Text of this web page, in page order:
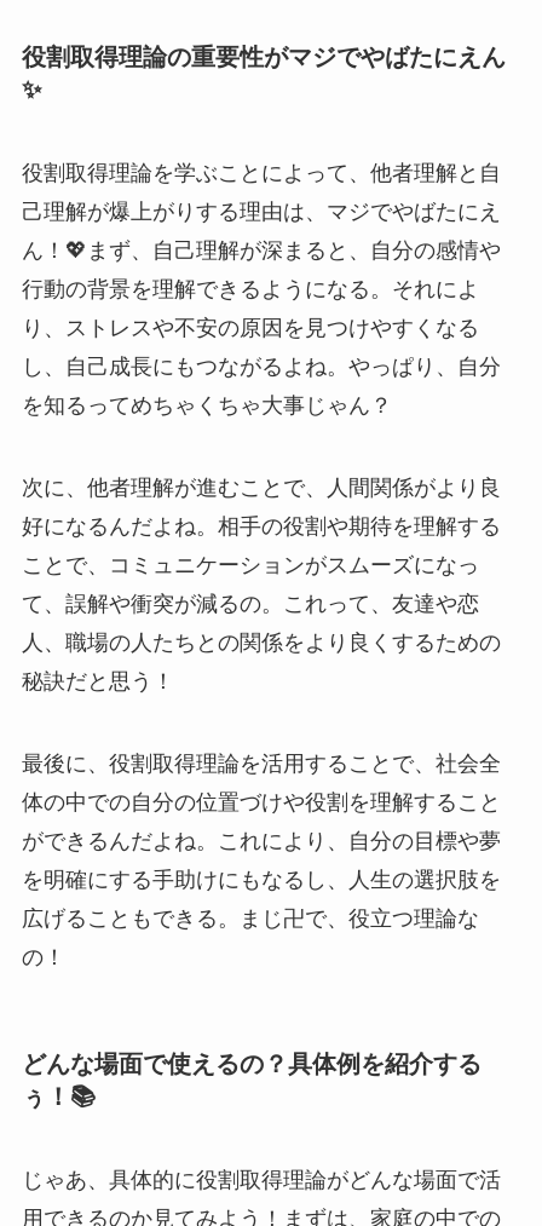
役割取得理論の重要性がマジでやばたにえん
✨
役割取得理論を学ぶことによって、他者理解と自
己理解が爆上がりする理由は、マジでやばたにえ
ん！💖まず、自己理解が深まると、自分の感情や
行動の背景を理解できるようになる。それによ
り、ストレスや不安の原因を見つけやすくなる
し、自己成長にもつながるよね。やっぱり、自分
を知るってめちゃくちゃ大事じゃん？
次に、他者理解が進むことで、人間関係がより良
好になるんだよね。相手の役割や期待を理解する
ことで、コミュニケーションがスムーズになっ
て、誤解や衝突が減るの。これって、友達や恋
人、職場の人たちとの関係をより良くするための
秘訣だと思う！
最後に、役割取得理論を活用することで、社会全
体の中での自分の位置づけや役割を理解すること
ができるんだよね。これにより、自分の目標や夢
を明確にする手助けにもなるし、人生の選択肢を
広げることもできる。まじ卍で、役立つ理論な
の！
どんな場面で使えるの？具体例を紹介する
ぅ！📚
じゃあ、具体的に役割取得理論がどんな場面で活
用できるのか見てみよう！まずは、家庭の中での